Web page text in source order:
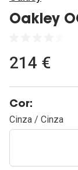
Oakley
214 €
Cor:
Cinza / Cinza